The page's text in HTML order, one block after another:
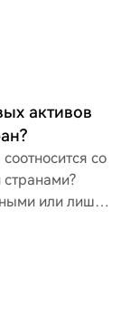
активов
со
или лишь